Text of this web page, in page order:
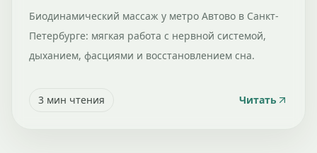
Биодинамический массаж у метро Автово в Санкт-
Петербурге: мягкая работа с нервной системой,
дыханием, фасциями и восстановлением сна.
3 мин чтения Читать